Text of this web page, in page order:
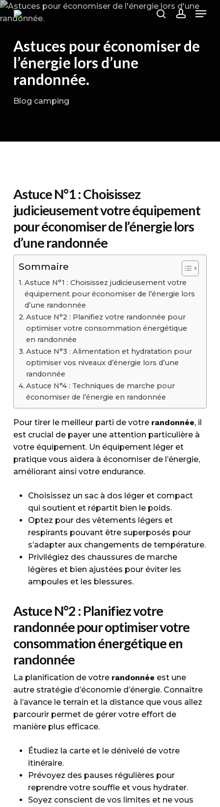
Skip
to
content
search
Astuces pour économiser de
l’énergie lors d’une
randonnée.
Blog camping
Astuce N°1 : Choisissez
judicieusement votre équipement
pour économiser de l’énergie lors
d’une randonnée
Sommaire
Astuce N°1 : Choisissez judicieusement votre
équipement pour économiser de l’énergie lors
d’une randonnée
Astuce N°2 : Planifiez votre randonnée pour
optimiser votre consommation énergétique
en randonnée
Astuce N°3 : Alimentation et hydratation pour
optimiser vos niveaux d’énergie lors d’une
randonnée
Astuce N°4 : Techniques de marche pour
économiser de l’énergie en randonnée
Pour tirer le meilleur parti de votre randonnée, il
est crucial de payer une attention particulière à
votre équipement. Un équipement léger et
pratique vous aidera à économiser de l’énergie,
améliorant ainsi votre endurance.
Choisissez un sac à dos léger et compact
qui soutient et répartit bien le poids.
Optez pour des vêtements légers et
respirants pouvant être superposés pour
s’adapter aux changements de température.
Privilégiez des chaussures de marche
légères et bien ajustées pour éviter les
ampoules et les blessures.
Astuce N°2 : Planifiez votre
randonnée pour optimiser votre
consommation énergétique en
randonnée
La planification de votre randonnée est une
autre stratégie d’économie d’énergie. Connaître
à l’avance le terrain et la distance que vous allez
parcourir permet de gérer votre effort de
manière plus efficace.
Étudiez la carte et le dénivelé de votre
itinéraire.
Prévoyez des pauses régulières pour
reprendre votre souffle et vous hydrater.
Soyez conscient de vos limites et ne vous